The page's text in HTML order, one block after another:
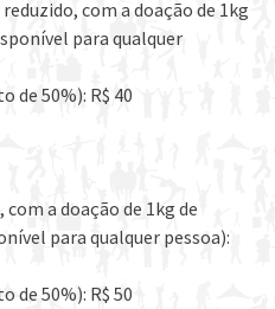
com a doação de 1kg
para qualquer
de 50%): R$ 40
a doação de 1kg de
para qualquer pessoa):
de 50%): R$ 50